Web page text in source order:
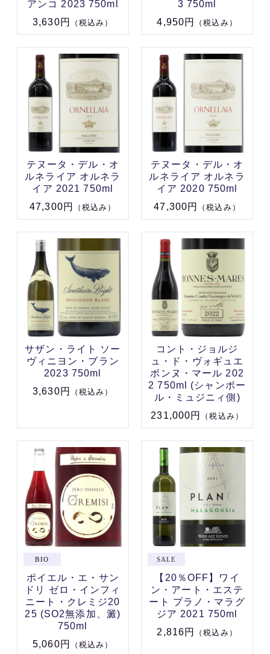
アンコ 2023 750ml
3,630円
（税込み）
3 750ml
4,950円
（税込み）
テヌータ・デル・オ
ルネライア オルネラ
イア 2021 750ml
47,300円
（税込み）
テヌータ・デル・オ
ルネライア オルネラ
イア 2020 750ml
47,300円
（税込み）
サザン・ライト ソー
ヴィニヨン・ブラン
2023 750ml
3,630円
（税込み）
コント・ジョルジ
ュ・ド・ヴォギュエ
ボンヌ・マール 202
2 750ml (シャンボー
ル・ミュジニィ側)
231,000円
（税込み）
ポイエル・エ・サン
ドリ ゼロ・インフィ
ニート・クレミジ20
25 (SO2無添加、澱)
750ml
5,060円
（税込み）
【20％OFF】ワイ
ン・アート・エステ
ート プラノ・マラグ
ジア 2021 750ml
2,816円
（税込み）